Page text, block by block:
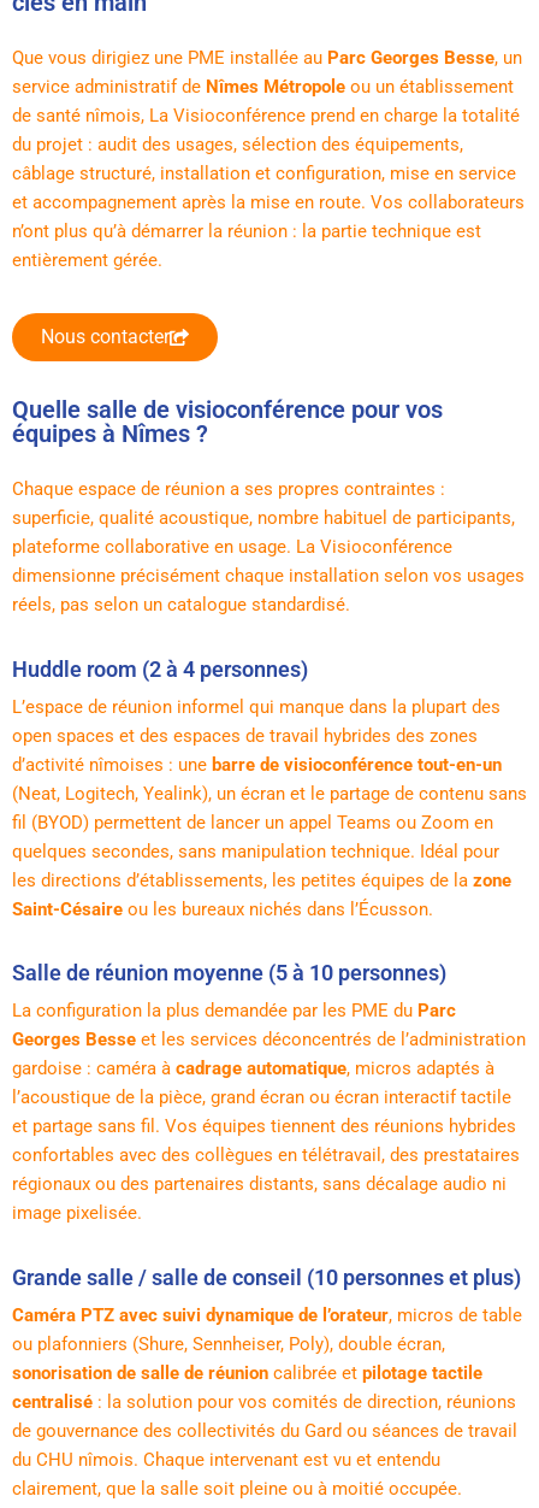
Que vous dirigiez une PME installée au Parc Georges Besse, un
service administratif de Nîmes Métropole ou un établissement
de santé nîmois, La Visioconférence prend en charge la totalité
du projet : audit des usages, sélection des équipements,
câblage structuré, installation et configuration, mise en service
et accompagnement après la mise en route. Vos collaborateurs
n’ont plus qu’à démarrer la réunion : la partie technique est
entièrement gérée.
Nous contacter
Quelle salle de visioconférence pour vos
équipes à Nîmes ?
Chaque espace de réunion a ses propres contraintes :
superficie, qualité acoustique, nombre habituel de participants,
plateforme collaborative en usage. La Visioconférence
dimensionne précisément chaque installation selon vos usages
réels, pas selon un catalogue standardisé.
Huddle room (2 à 4 personnes)
L’espace de réunion informel qui manque dans la plupart des
open spaces et des espaces de travail hybrides des zones
d’activité nîmoises : une barre de visioconférence tout-en-un
(Neat, Logitech, Yealink), un écran et le partage de contenu sans
fil (BYOD) permettent de lancer un appel Teams ou Zoom en
quelques secondes, sans manipulation technique. Idéal pour
les directions d’établissements, les petites équipes de la zone
Saint-Césaire ou les bureaux nichés dans l’Écusson.
Salle de réunion moyenne (5 à 10 personnes)
La configuration la plus demandée par les PME du Parc
Georges Besse et les services déconcentrés de l’administration
gardoise : caméra à cadrage automatique, micros adaptés à
l’acoustique de la pièce, grand écran ou écran interactif tactile
et partage sans fil. Vos équipes tiennent des réunions hybrides
confortables avec des collègues en télétravail, des prestataires
régionaux ou des partenaires distants, sans décalage audio ni
image pixelisée.
Grande salle / salle de conseil (10 personnes et plus)
Caméra PTZ avec suivi dynamique de l’orateur, micros de table
ou plafonniers (Shure, Sennheiser, Poly), double écran,
sonorisation de salle de réunion calibrée et pilotage tactile
centralisé : la solution pour vos comités de direction, réunions
de gouvernance des collectivités du Gard ou séances de travail
du CHU nîmois. Chaque intervenant est vu et entendu
clairement, que la salle soit pleine ou à moitié occupée.